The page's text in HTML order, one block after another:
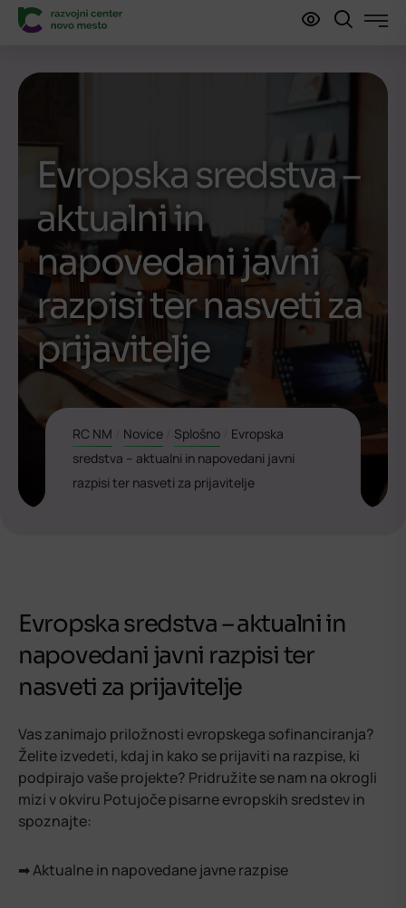
Evropska sredstva –
aktualni in
napovedani javni
razpisi ter nasveti za
prijavitelje
RC NM Novice Splošno
Evropska
sredstva – aktualni in napovedani javni
razpisi ter nasveti za prijavitelje
Evropska sredstva – aktualni in
napovedani javni razpisi ter
nasveti za prijavitelje
Vas zanimajo priložnosti evropskega sofinanciranja?
Želite izvedeti, kdaj in kako se prijaviti na razpise, ki
podpirajo vaše projekte? Pridružite se nam na okrogli
mizi v okviru Potujoče pisarne evropskih sredstev in
spoznajte:
➡ Aktualne in napovedane javne razpise